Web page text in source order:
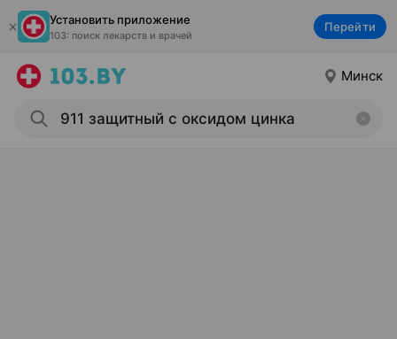
Установить приложение
103: поиск лекарств и врачей
Перейти
Минск